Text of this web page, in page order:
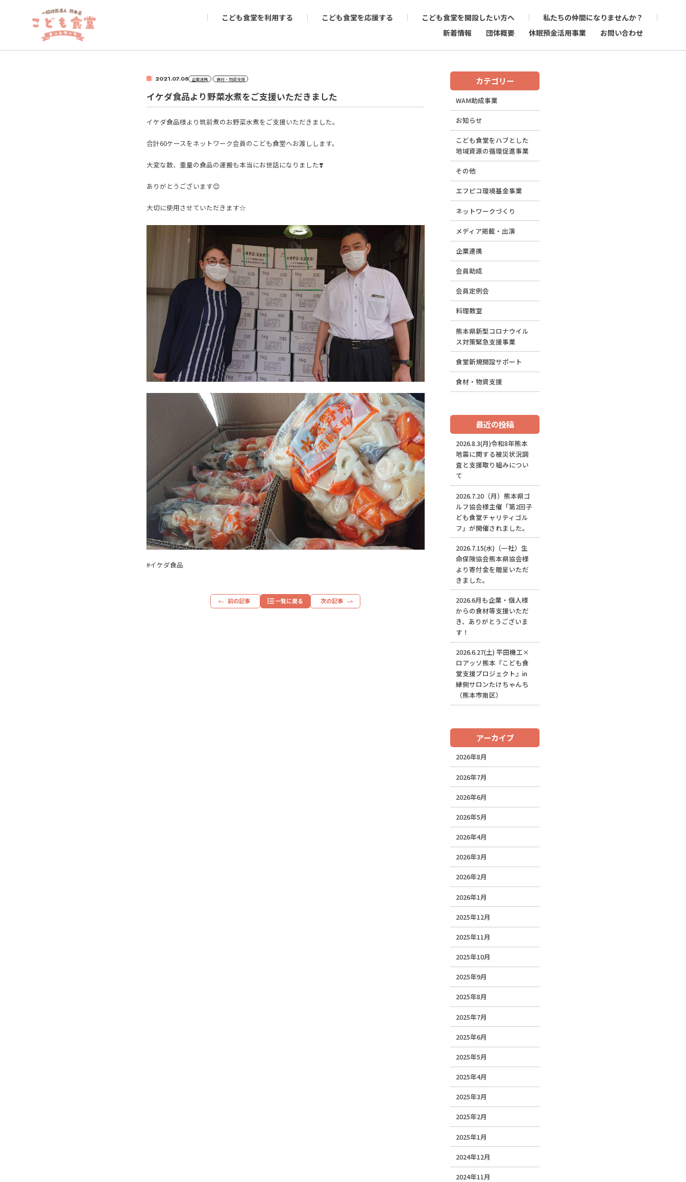
こども食堂を利用する こども食堂を応援する こども食堂を開設したい方へ
私たちの仲間になりませんか？
新着情報
団体概要 休眠預金活用事業 お問い合わせ
2021.07.08 企業連携 食材・物資支援
イケダ食品より野菜水煮をご支援いただきました
イケダ食品様より筑前煮のお野菜水煮をご支援いただきました。
合計60ケースをネットワーク会員のこども食堂へお渡しします。
大変な数、重量の食品の運搬も本当にお世話になりました❣️
ありがとうございます😊
大切に使用させていただきます☆
#イケダ食品
前の記事 一覧に戻る 次の記事
カテゴリー
WAM助成事業
お知らせ
こども食堂をハブとした
地域資源の循環促進事業
その他
エフピコ環境基金事業
ネットワークづくり
メディア掲載・出演
企業連携
会員助成
会員定例会
料理教室
熊本県新型コロナウイル
ス対策緊急支援事業
食堂新規開設サポート
食材・物資支援
最近の投稿
2026.8.3(月)令和8年熊本
地震に関する被災状況調
査と支援取り組みについ
て
2026.7.20（月）熊本県ゴ
ルフ協会様主催「第2回子
ども食堂チャリティゴル
フ」が開催されました。
2026.7.15(水)（一社）生
命保険協会熊本県協会様
より寄付金を贈呈いただ
きました。
2026.6月も企業・個人様
からの食材等支援いただ
き、ありがとうございま
す！
2026.6.27(土) 平田機工×
ロアッソ熊本『こども食
堂支援プロジェクト』in
縁側サロンたけちゃんち
（熊本市南区）
アーカイブ
2026年8月
2026年7月
2026年6月
2026年5月
2026年4月
2026年3月
2026年2月
2026年1月
2025年12月
2025年11月
2025年10月
2025年9月
2025年8月
2025年7月
2025年6月
2025年5月
2025年4月
2025年3月
2025年2月
2025年1月
2024年12月
2024年11月